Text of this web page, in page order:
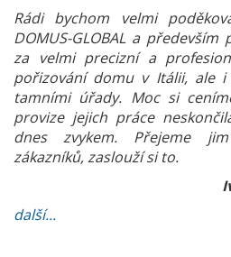
Rádi bychom velmi
DOMUS-GLOBAL a především
za velmi precizní a
pořizování domu v Itálii, ale
tamními úřady. Moc si
provize jejich práce
dnes zvykem. Přejeme
zákazníků, zaslouží si to.
další...